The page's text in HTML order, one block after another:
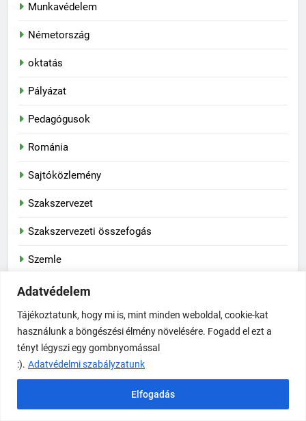
Adatvédelem
Tájékoztatunk, hogy mi is, mint minden weboldal, cookie-kat
használunk a böngészési élmény növelésére. Fogadd el ezt a
tényt légyszi egy gombnyomással
:). Adatvédelmi szabályzatunk
Elfogadás
Munkavédelem
Németország
oktatás
Pályázat
Pedagógusok
Románia
Sajtóközlemény
Szakszervezet
Szakszervezeti összefogás
Szemle
SZÉP-kártya
Szlovénia
Sztrájk
Társadalmi felelősségvállalás